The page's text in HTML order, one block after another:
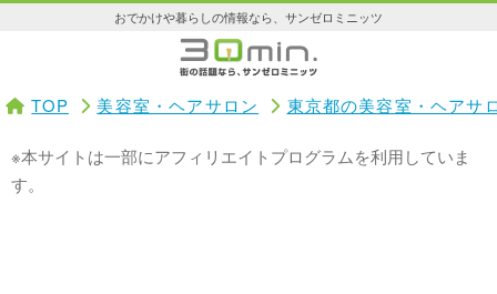
おでかけや暮らしの情報なら、サンゼロミニッツ
TOP 美容室・ヘアサロン 東京都の美容室・ヘアサ
※本サイトは一部にアフィリエイトプログラムを利用していま
す。